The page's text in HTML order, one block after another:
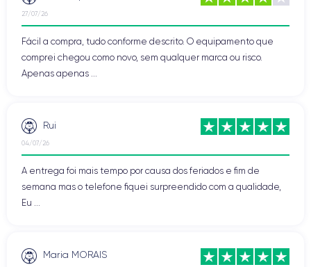
27/07/26
Fácil a compra, tudo conforme descrito. O equipamento que
comprei chegou como novo, sem qualquer marca ou risco.
Apenas apenas ...
Rui
04/07/26
A entrega foi mais tempo por causa dos feriados e fim de
semana mas o telefone fiquei surpreendido com a qualidade,
Eu ...
Maria MORAIS